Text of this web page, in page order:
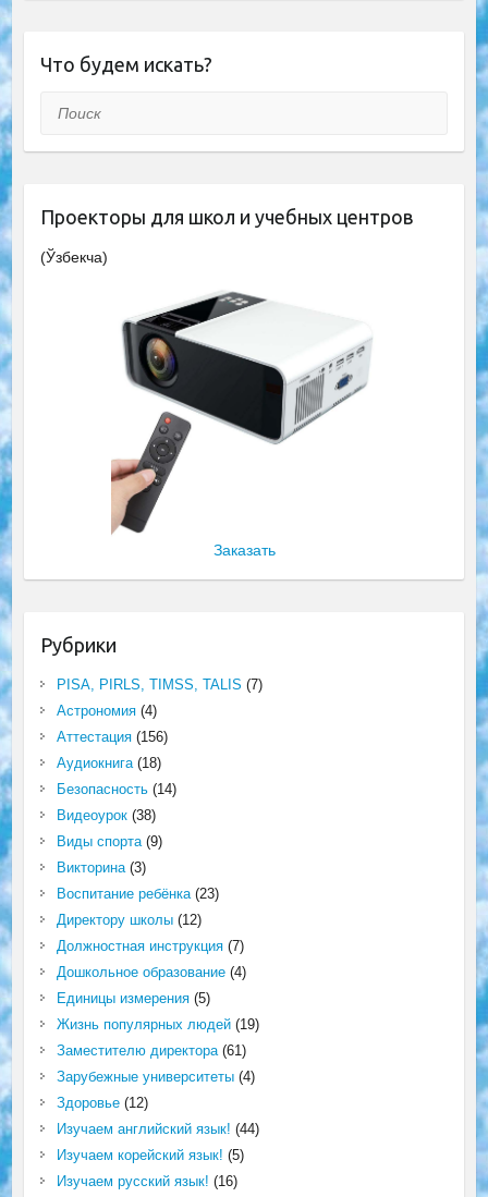
Что будем искать?
Поиск
Проекторы для школ и учебных центров
(Ўзбекча)
Заказать
Рубрики
PISA, PIRLS, TIMSS, TALIS (7)
Астрономия(4)
Аттестация(156)
Аудиокнига(18)
Безопасность(14)
Видеоурок(38)
Виды спорта(9)
Викторина(3)
Воспитание ребёнка(23)
Директору школы(12)
Должностная инструкция(7)
Дошкольное образование(4)
Единицы измерения(5)
Жизнь популярных людей(19)
Заместителю директора(61)
Зарубежные университеты(4)
Здоровье(12)
Изучаем английский язык! (44)
Изучаем корейский язык! (5)
Изучаем русский язык! (16)